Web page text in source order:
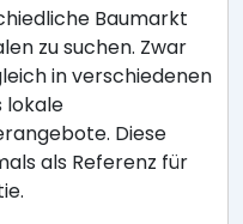
Baumarkt
zu suchen. Zwar
in verschiedenen
lokale
Diese
als Referenz für